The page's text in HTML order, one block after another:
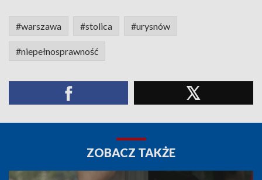
#warszawa #stolica #urysnów
#niepełnosprawność
ZOBACZ TAKŻE